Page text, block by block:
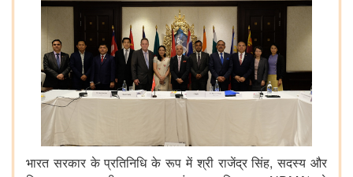
भारत सरकार के प्रतिनिधि के रूप में श्री राजेंद्र सिंह,सदस्य और